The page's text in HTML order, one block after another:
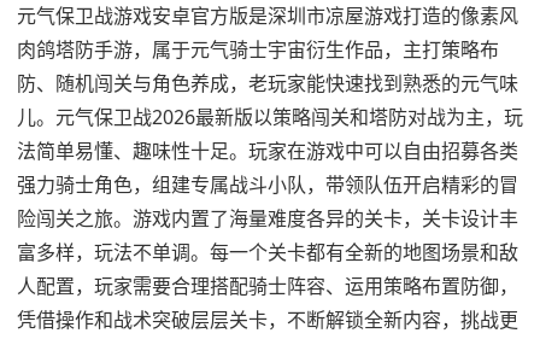
元气保卫战游戏安卓官方版是深圳市凉屋游戏打造的像素风
肉鸽塔防手游，属于元气骑士宇宙衍生作品，主打策略布
防、随机闯关与角色养成，老玩家能快速找到熟悉的元气味
儿。元气保卫战2026最新版以策略闯关和塔防对战为主，玩
法简单易懂、趣味性十足。玩家在游戏中可以自由招募各类
强力骑士角色，组建专属战斗小队，带领队伍开启精彩的冒
险闯关之旅。游戏内置了海量难度各异的关卡，关卡设计丰
富多样，玩法不单调。每一个关卡都有全新的地图场景和敌
人配置，玩家需要合理搭配骑士阵容、运用策略布置防御，
凭借操作和战术突破层层关卡，不断解锁全新内容，挑战更